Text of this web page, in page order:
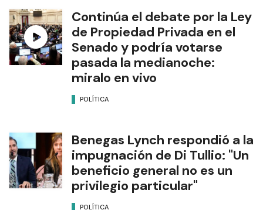
Continúa el debate por la Ley
de Propiedad Privada en el
Senado y podría votarse
pasada la medianoche:
miralo en vivo
POLÍTICA
Benegas Lynch respondió a la
impugnación de Di Tullio: "Un
beneficio general no es un
privilegio particular"
POLÍTICA